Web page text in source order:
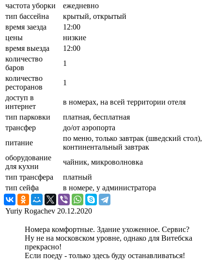
частота уборки
ежедневно
тип бассейна
крытый, открытый
время заезда
12:00
цены
низкие
время выезда
12:00
количество
баров
1
количество
ресторанов
1
доступ в
интернет
в номерах, на всей территории отеля
тип парковки
платная, бесплатная
трансфер
до/от аэропорта
питание
по меню, только завтрак (шведский стол),
континентальный завтрак
оборудование
для кухни
чайник, микроволновка
тип трансфера
платный
тип сейфа
в номере, у администратора
Yuriy Rogachev 20.12.2020
Номера комфортные. Здание ухоженное. Сервис?
Ну не на московском уровне, однако для Витебска
прекрасно!
Если поеду - только здесь буду останавливаться!